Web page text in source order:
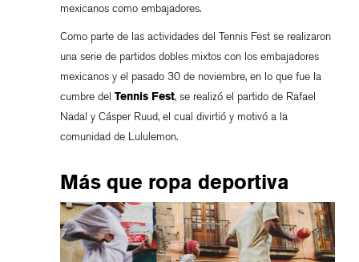
mexicanos como embajadores.
Como parte de las actividades del Tennis Fest se realizaron
una serie de partidos dobles mixtos con los embajadores
mexicanos y el pasado 30 de noviembre, en lo que fue la
cumbre del Tennis Fest, se realizó el partido de Rafael
Nadal y Cásper Ruud, el cual divirtió y motivó a la
comunidad de Lululemon.
Más que ropa deportiva